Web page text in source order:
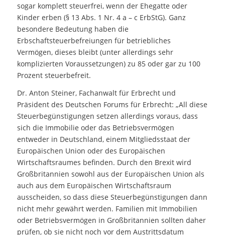
sogar komplett steuerfrei, wenn der Ehegatte oder
Kinder erben (§ 13 Abs. 1 Nr. 4 a – c ErbStG). Ganz
besondere Bedeutung haben die
Erbschaftsteuerbefreiungen für betriebliches
Vermögen, dieses bleibt (unter allerdings sehr
komplizierten Voraussetzungen) zu 85 oder gar zu 100
Prozent steuerbefreit.
Dr. Anton Steiner, Fachanwalt für Erbrecht und
Präsident des Deutschen Forums für Erbrecht: „All diese
Steuerbegünstigungen setzen allerdings voraus, dass
sich die Immobilie oder das Betriebsvermögen
entweder in Deutschland, einem Mitgliedsstaat der
Europäischen Union oder des Europäischen
Wirtschaftsraumes befinden. Durch den Brexit wird
Großbritannien sowohl aus der Europäischen Union als
auch aus dem Europäischen Wirtschaftsraum
ausscheiden, so dass diese Steuerbegünstigungen dann
nicht mehr gewährt werden. Familien mit Immobilien
oder Betriebsvermögen in Großbritannien sollten daher
prüfen, ob sie nicht noch vor dem Austrittsdatum